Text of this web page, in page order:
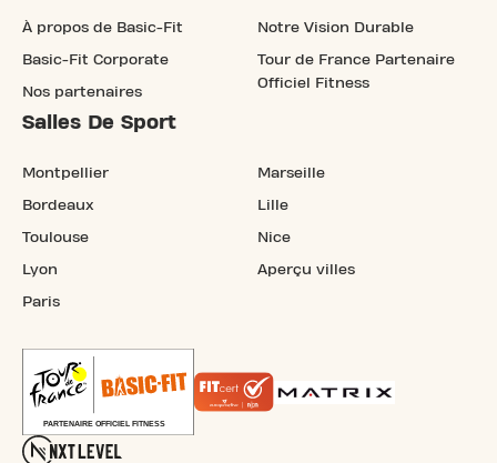
À propos de Basic-Fit
Basic-Fit Corporate
Nos partenaires
Notre Vision Durable
Tour de France Partenaire
Officiel Fitness
Salles De Sport
Montpellier
Bordeaux
Toulouse
Lyon
Paris
Marseille
Lille
Nice
Aperçu villes